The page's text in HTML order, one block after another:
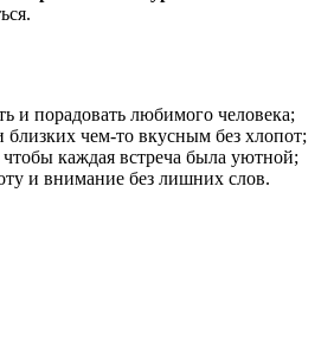
и порадовать любимого человека;
близких чем-то вкусным без хлопот;
каждая встреча была уютной;
и внимание без лишних слов.